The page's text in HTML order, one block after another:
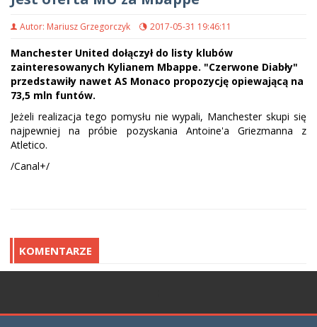
Autor: Mariusz Grzegorczyk 2017-05-31 19:46:11
Manchester United dołączył do listy klubów
zainteresowanych Kylianem Mbappe. "Czerwone Diabły"
przedstawiły nawet AS Monaco propozycję opiewającą na
73,5 mln funtów.
Jeżeli realizacja tego pomysłu nie wypali, Manchester skupi się
najpewniej na próbie pozyskania Antoine'a Griezmanna z
Atletico.
/Canal+/
KOMENTARZE